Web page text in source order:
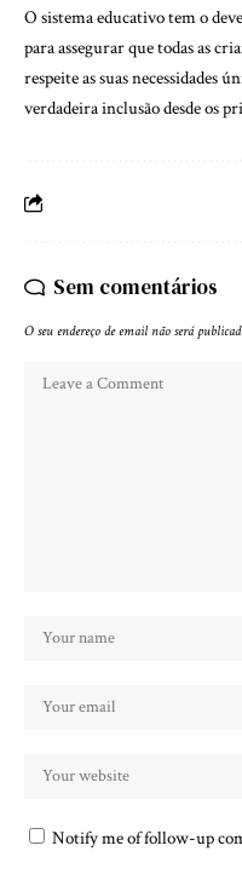
O sistema educativo tem o
para assegurar que todas as
respeite as suas necessidades
verdadeira inclusão desde os
Sem comentários
O seu endereço de email não será
Notify me of follow-up